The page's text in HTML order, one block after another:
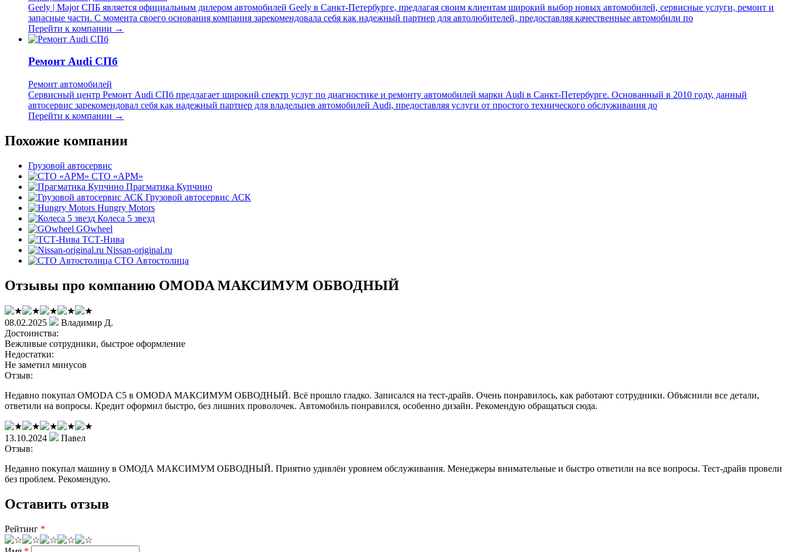
Geely | Major СПБ является официальным дилером автомобилей Geely в Санкт-Петербурге, предлагая своим клиентам широкий выбор новых автомобилей, сервисные услуги, ремонт и
запасные части. С момента своего основания компания зарекомендовала себя как надежный партнер для автолюбителей, предоставляя качественные автомобили по
Перейти к компании →
Ремонт Audi СПб
Ремонт автомобилей
Сервисный центр Ремонт Audi СПб предлагает широкий спектр услуг по диагностике и ремонту автомобилей марки Audi в Санкт-Петербурге. Основанный в 2010 году, данный
автосервис зарекомендовал себя как надежный партнер для владельцев автомобилей Audi, предоставляя услуги от простого технического обслуживания до
Перейти к компании →
Похожие компании
Грузовой автосервис
СТО «АРМ»
Прагматика Купчино
Грузовой автосервис АСК
Hungry Motors
Колеса 5 звезд
GOwheel
ТСТ-Нива
Nissan-original.ru
СТО Автостолица
Отзывы про компанию OMODA МАКСИМУМ ОБВОДНЫЙ
08.02.2025
Владимир Д.
Достоинства:
Вежливые сотрудники, быстрое оформление
Недостатки:
Не заметил минусов
Отзыв:
Недавно покупал OMODA C5 в OMODA МАКСИМУМ ОБВОДНЫЙ. Всё прошло гладко. Записался на тест-драйв. Очень понравилось, как работают сотрудники. Объяснили все детали,
ответили на вопросы. Кредит оформил быстро, без лишних проволочек. Автомобиль понравился, особенно дизайн. Рекомендую обращаться сюда.
13.10.2024
Павел
Отзыв:
Недавно покупал машину в ОМОДА МАКСИМУМ ОБВОДНЫЙ. Приятно удивлён уровнем обслуживания. Менеджеры внимательные и быстро ответили на все вопросы. Тест-драйв провели
без проблем. Рекомендую.
Оставить отзыв
Рейтинг *